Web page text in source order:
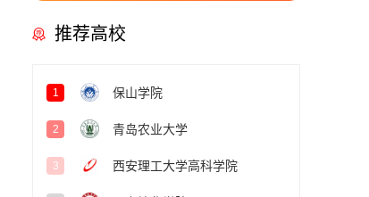
推荐高校
1 保山学院
2 青岛农业大学
3 西安理工大学高科学院